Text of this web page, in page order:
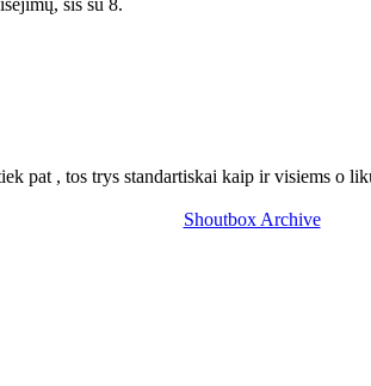
šis su 8.
pat , tos trys standartiskai kaip ir visiems o
Shoutbox Archive